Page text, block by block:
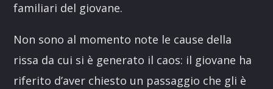
familiari del giovane.
Non sono al momento note le cause della
rissa da cui si è generato il caos: il giovane ha
riferito d’aver chiesto un passaggio che gli è